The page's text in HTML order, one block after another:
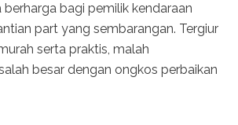
berharga bagi pemilik kendaraan
part yang sembarangan. Tergiur
serta praktis, malah
besar dengan ongkos perbaikan